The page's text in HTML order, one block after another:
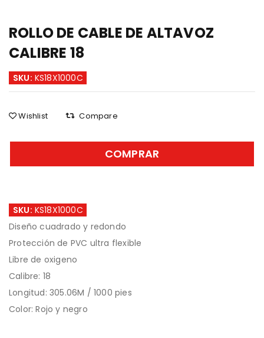
ROLLO DE CABLE DE ALTAVOZ
CALIBRE 18
SKU: KS18X1000C
Wishlist Compare
COMPRAR
SKU: KS18X1000C
Diseño cuadrado y redondo
Protección de PVC ultra flexible
Libre de oxigeno
Calibre: 18
Longitud: 305.06M / 1000 pies
Color: Rojo y negro